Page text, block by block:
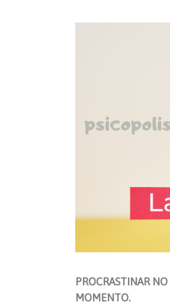
PROCRASTINAR
MOMENTO.